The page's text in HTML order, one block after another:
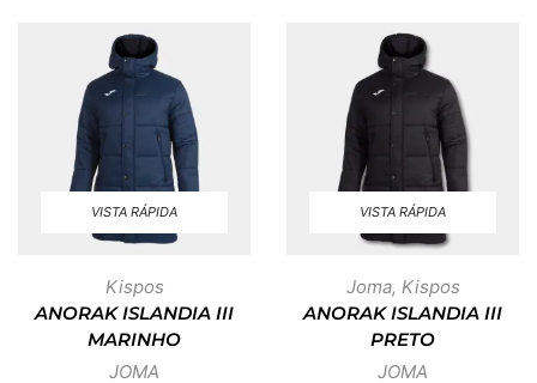
VISTA RÁPIDA
Kispos
ANORAK ISLANDIA III
MARINHO
JOMA
VISTA RÁPIDA
Joma, Kispos
ANORAK ISLANDIA III
PRETO
JOMA